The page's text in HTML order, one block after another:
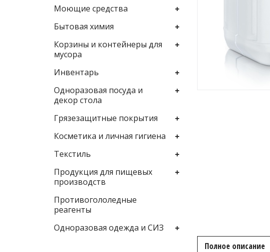
Полное описание
Моющие средства
Бытовая химия
Корзины и контейнеры для
мусора
Инвентарь
Одноразовая посуда и
декор стола
Грязезащитные покрытия
Косметика и личная гигиена
Текстиль
Продукция для пищевых
производств
Противогололедные
реагенты
Одноразовая одежда и СИЗ